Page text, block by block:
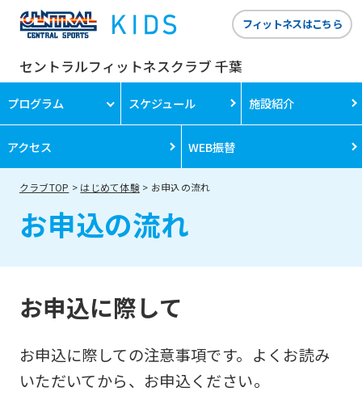
セントラルフィットネスクラブ 千葉
フィットネスはこちら
プログラム スケジュール 施設紹介
アクセス WEB振替
クラブTOP はじめて体験 お申込の流れ
お申込の流れ
お申込に際して
お申込に際しての注意事項です。よくお読み
いただいてから、お申込ください。